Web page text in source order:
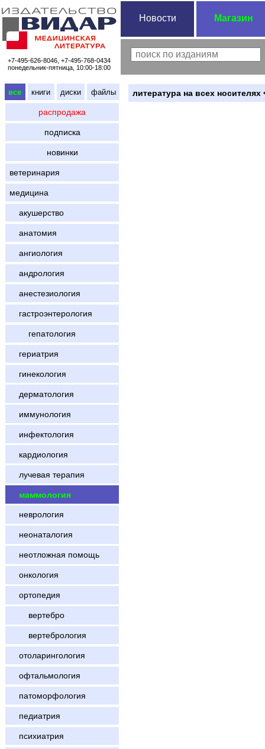
+7-495-626-8046, +7-495-768-0434
понедельник-пятница, 10:00-18:00
Новости Магазин
все книги диски файлы
распродажа
подписка
новинки
ветеринария
медицина
акушерство
анатомия
ангиология
андрология
анестезиология
гастроэнтерология
гепатология
гериатрия
гинекология
дерматология
иммунология
инфектология
кардиология
лучевая терапия
маммология
неврология
неонаталогия
неотложная помощь
онкология
ортопедия
вертебро
вертебрология
отоларингология
офтальмология
патоморфология
педиатрия
психиатрия
литература на всех носителях